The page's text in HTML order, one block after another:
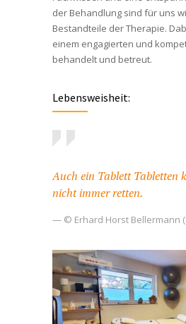
der Behandlung sind für uns
Bestandteile der Therapie.
einem engagierten und
behandelt und betreut.
Lebensweisheit:
Auch ein Tablett Tabletten
nicht immer retten.
— © Erhard Horst Bellermann